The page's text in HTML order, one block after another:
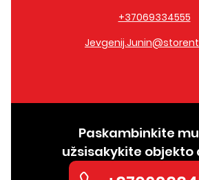
+37069334555
Paskambinkite
užsisakykite objekto